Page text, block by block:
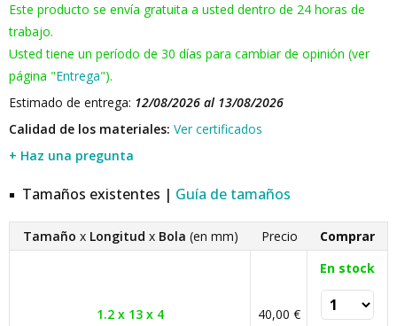
Este producto se envía gratuita a usted dentro de 24 horas de
trabajo.
Usted tiene un período de 30 días para cambiar de opinión (ver
página "Entrega").
Estimado de entrega: 12/08/2026 al 13/08/2026
Calidad de los materiales: Ver certificados
+ Haz una pregunta
Tamaños existentes | Guía de tamaños
Tamaño x Longitud x Bola (en mm) Precio Comprar
1.2 x 13 x 4 40,00 €
En stock